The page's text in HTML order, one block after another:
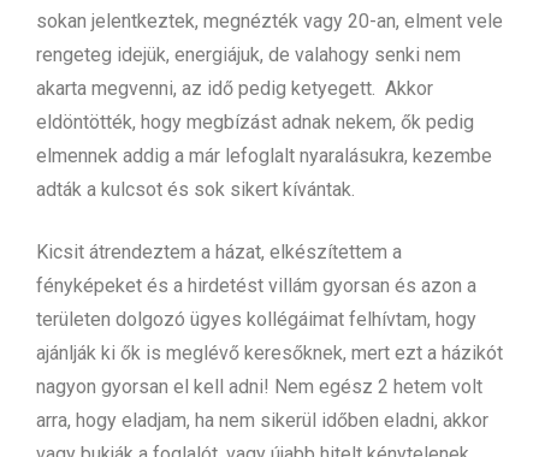
sokan jelentkeztek, megnézték vagy 20-an, elment vele
rengeteg idejük, energiájuk, de valahogy senki nem
akarta megvenni, az idő pedig ketyegett. Akkor
eldöntötték, hogy megbízást adnak nekem, ők pedig
elmennek addig a már lefoglalt nyaralásukra, kezembe
adták a kulcsot és sok sikert kívántak.
Kicsit átrendeztem a házat, elkészítettem a
fényképeket és a hirdetést villám gyorsan és azon a
területen dolgozó ügyes kollégáimat felhívtam, hogy
ajánlják ki ők is meglévő keresőknek, mert ezt a házikót
nagyon gyorsan el kell adni! Nem egész 2 hetem volt
arra, hogy eladjam, ha nem sikerül időben eladni, akkor